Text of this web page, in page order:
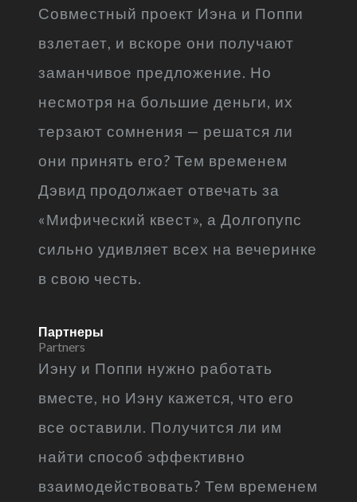
Совместный проект Иэна и Поппи
взлетает, и вскоре они получают
заманчивое предложение. Но
несмотря на большие деньги, их
терзают сомнения — решатся ли
они принять его? Тем временем
Дэвид продолжает отвечать за
«Мифический квест», а Долгопупс
сильно удивляет всех на вечеринке
в свою честь.
Партнеры
Partners
Иэну и Поппи нужно работать
вместе, но Иэну кажется, что его
все оставили. Получится ли им
найти способ эффективно
взаимодействовать? Тем временем